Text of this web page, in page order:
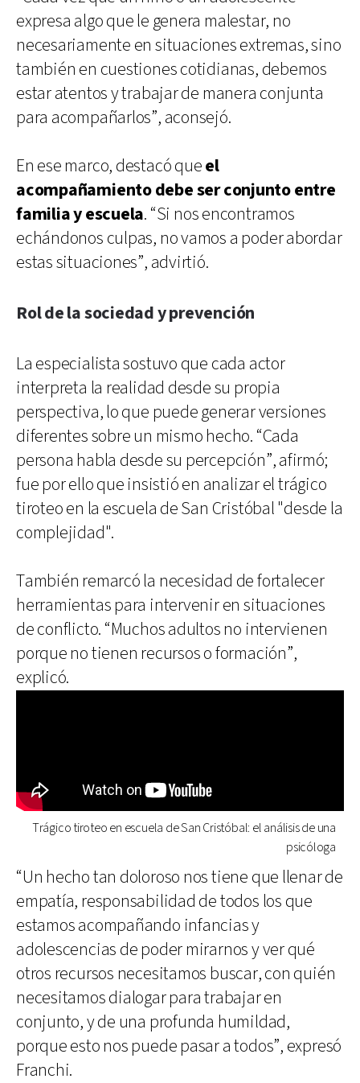
expresa algo que le genera malestar, no
necesariamente en situaciones extremas, sino
también en cuestiones cotidianas, debemos
estar atentos y trabajar de manera conjunta
para acompañarlos”, aconsejó.
En ese marco, destacó queel
acompañamiento debe ser conjunto entre
familia y escuela. “Si nos encontramos
echándonos culpas, no vamos a poder abordar
estas situaciones”, advirtió.
Rol de la sociedad y prevención
La especialista sostuvo que cada actor
interpreta la realidad desde su propia
perspectiva, lo que puede generar versiones
diferentes sobre un mismo hecho. “Cada
persona habla desde su percepción”, afirmó;
fue por ello que insistió en analizar el trágico
tiroteo en la escuela de San Cristóbal "desde la
complejidad".
También remarcó la necesidad de fortalecer
herramientas para intervenir en situaciones
de conflicto. “Muchos adultos no intervienen
porque no tienen recursos o formación”,
explicó.
Trágico tiroteo en escuela de San Cristóbal: el análisis de una
psicóloga
“Un hecho tan doloroso nos tiene que llenar de
empatía, responsabilidad de todos los que
estamos acompañando infancias y
adolescencias de poder mirarnos y ver qué
otros recursos necesitamos buscar, con quién
necesitamos dialogar para trabajar en
conjunto, y de una profunda humildad,
porque esto nos puede pasar a todos”, expresó
Franchi.